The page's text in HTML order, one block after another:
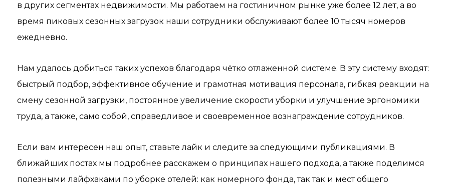
в других сегментах недвижимости. Мы работаем на гостиничном рынке уже более 12 лет, а во
время пиковых сезонных загрузок наши сотрудники обслуживают более 10 тысяч номеров
ежедневно.
Нам удалось добиться таких успехов благодаря чётко отлаженной системе. В эту систему входят:
быстрый подбор, эффективное обучение и грамотная мотивация персонала, гибкая реакции на
смену сезонной загрузки, постоянное увеличение скорости уборки и улучшение эргономики
труда, а также, само собой, справедливое и своевременное вознаграждение сотрудников.
Если вам интересен наш опыт, ставьте лайк и следите за следующими публикациями. В
ближайших постах мы подробнее расскажем о принципах нашего подхода, а также поделимся
полезными лайфхаками по уборке отелей: как номерного фонда, так так и мест общего